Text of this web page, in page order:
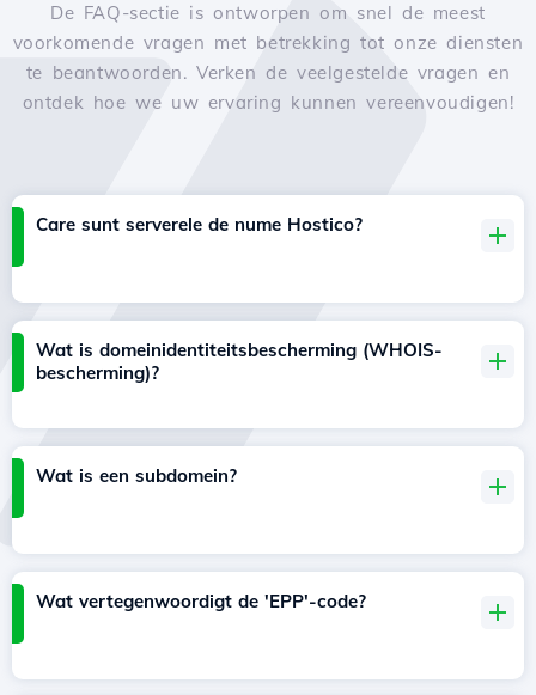
De FAQ-sectie is ontworpen om snel de meest
voorkomende vragen met betrekking tot onze diensten
te beantwoorden. Verken de veelgestelde vragen en
ontdek hoe we uw ervaring kunnen vereenvoudigen!
Care sunt serverele de nume Hostico?
Wat is domeinidentiteitsbescherming (WHOIS-
bescherming)?
Wat is een subdomein?
Wat vertegenwoordigt de 'EPP'-code?